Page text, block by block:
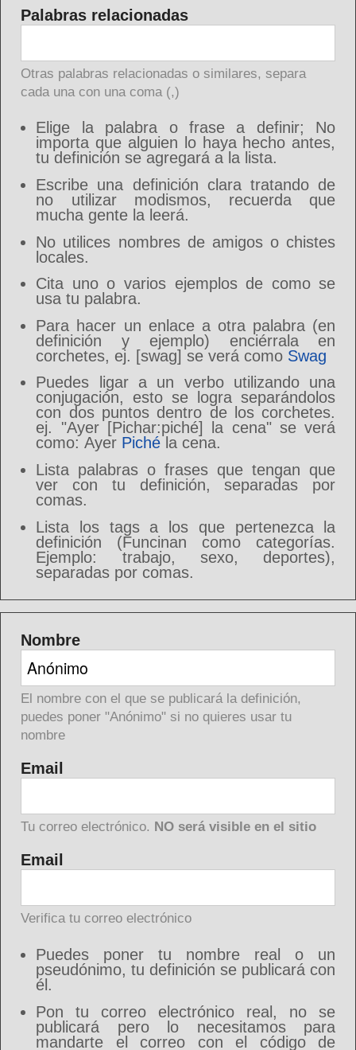
Palabras relacionadas
Otras palabras relacionadas o similares, separa
cada una con una coma (,)
Elige la palabra o frase a definir; No
importa que alguien lo haya hecho antes,
tu definición se agregará a la lista.
Escribe una definición clara tratando de
no utilizar modismos, recuerda que
mucha gente la leerá.
No utilices nombres de amigos o chistes
locales.
Cita uno o varios ejemplos de como se
usa tu palabra.
Para hacer un enlace a otra palabra (en
definición y ejemplo) enciérrala en
corchetes, ej. [swag] se verá como Swag
Puedes ligar a un verbo utilizando una
conjugación, esto se logra separándolos
con dos puntos dentro de los corchetes.
ej. "Ayer [Pichar:piché] la cena" se verá
como: Ayer Piché la cena.
Lista palabras o frases que tengan que
ver con tu definición, separadas por
comas.
Lista los tags a los que pertenezca la
definición (Funcinan como categorías.
Ejemplo: trabajo, sexo, deportes),
separadas por comas.
Nombre
El nombre con el que se publicará la definición,
puedes poner "Anónimo" si no quieres usar tu
nombre
Email
Tu correo electrónico. NO será visible en el sitio
Email
Verifica tu correo electrónico
Puedes poner tu nombre real o un
pseudónimo, tu definición se publicará con
él.
Pon tu correo electrónico real, no se
publicará pero lo necesitamos para
mandarte el correo con el código de